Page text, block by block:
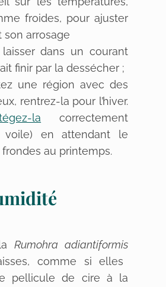
froides, pour ajuster
arrosage
dans un courant
finir par la dessécher ;
une région avec des
rentrez-la pour l’hiver.
la correctement
voile) en attendant le
au printemps.
Rumohra adiantiformis
comme si elles
pellicule de cire à la